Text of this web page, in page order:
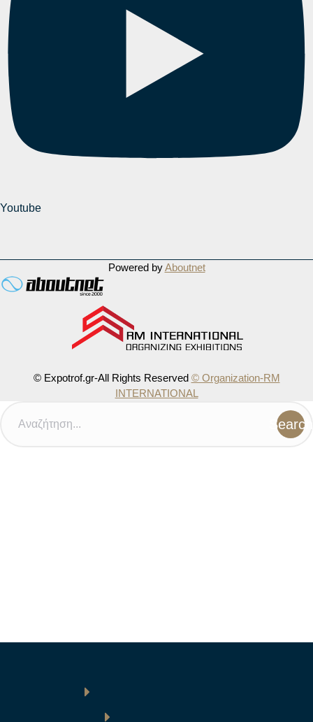
Youtube
Powered byAboutnet
© Expotrof.gr-All Rights Reserved © Organization-RM
INTERNATIONAL
Search